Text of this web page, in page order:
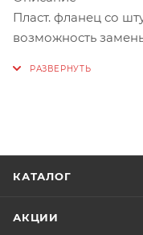
Пласт. фланец со
возможность
КАТАЛОГ
АКЦИИ